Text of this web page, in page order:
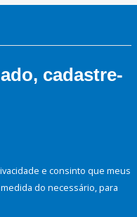
cadastre-
e consinto que meus
do necessário, para